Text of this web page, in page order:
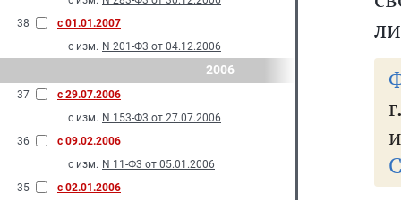
38
с 01.01.2007
с изм. N 201-Ф3 от 04.12.2006
2006
37
с 29.07.2006
с изм. N 153-Ф3 от 27.07.2006
36
с 09.02.2006
с изм. N 11-Ф3 от 05.01.2006
35
с 02.01.2006